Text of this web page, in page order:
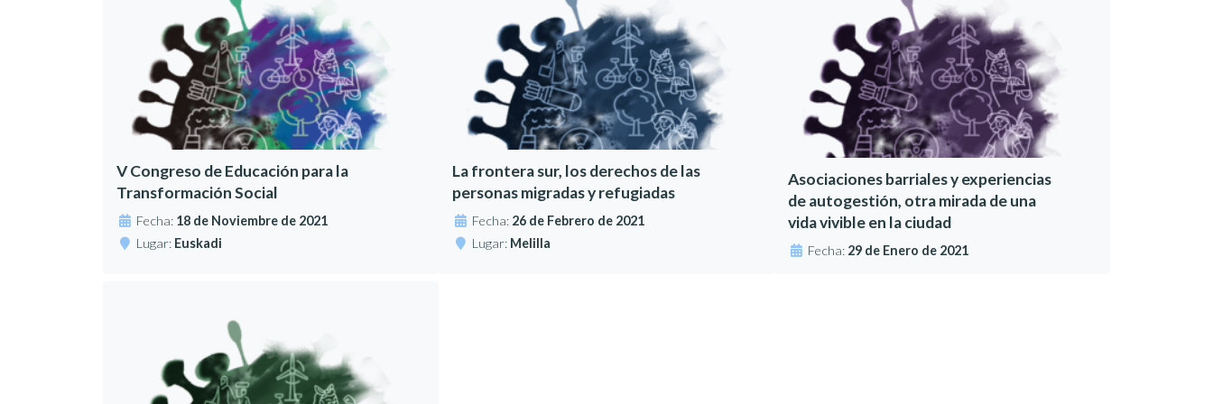
V Congreso de Educación para la
Transformación Social
Fecha: 18 de Noviembre de 2021
Lugar: Euskadi
La frontera sur, los derechos de las
personas migradas y refugiadas
Fecha: 26 de Febrero de 2021
Lugar: Melilla
Asociaciones barriales y experiencias
de autogestión, otra mirada de una
vida vivible en la ciudad
Fecha: 29 de Enero de 2021